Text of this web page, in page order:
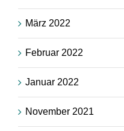
März 2022
Februar 2022
Januar 2022
November 2021